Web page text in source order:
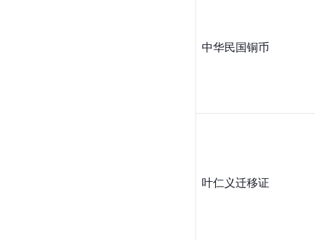
中华民国铜币
叶仁义迁移证